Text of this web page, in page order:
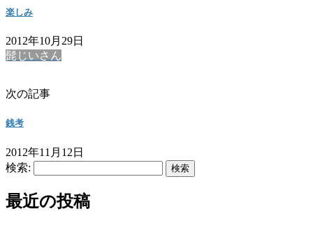
楽しみ
2012年10月29日
髭じいさん
次の記事
銭考
2012年11月12日
検索:
最近の投稿